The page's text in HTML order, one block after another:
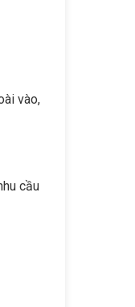
vào,
cầu